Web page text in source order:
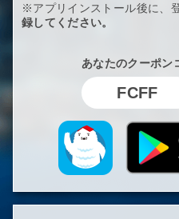
※アプリインストール後に、
録してください。
あなたのクーポン
FCFF